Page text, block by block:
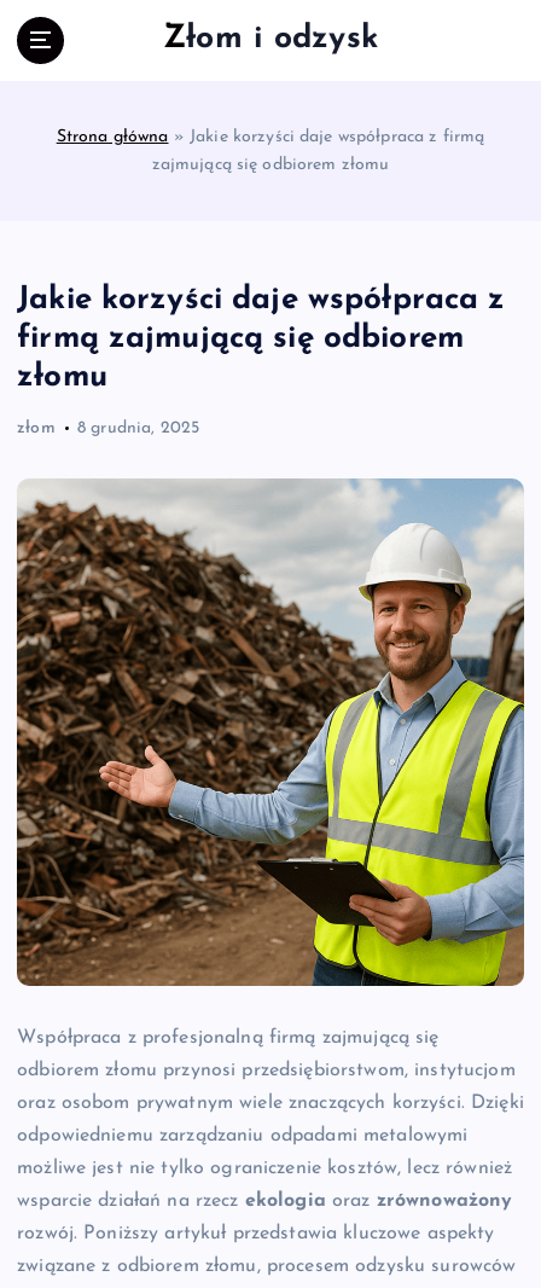
Złom i odzysk
Strona główna » Jakie korzyści daje współpraca z firmą
zajmującą się odbiorem złomu
Jakie korzyści daje współpraca z
firmą zajmującą się odbiorem
złomu
złom 8 grudnia, 2025
Współpraca z profesjonalną firmą zajmującą się
odbiorem złomu przynosi przedsiębiorstwom, instytucjom
oraz osobom prywatnym wiele znaczących korzyści. Dzięki
odpowiedniemu zarządzaniu odpadami metalowymi
możliwe jest nie tylko ograniczenie kosztów, lecz również
wsparcie działań na rzecz ekologia oraz zrównoważony
rozwój. Poniższy artykuł przedstawia kluczowe aspekty
związane z odbiorem złomu, procesem odzysku surowców